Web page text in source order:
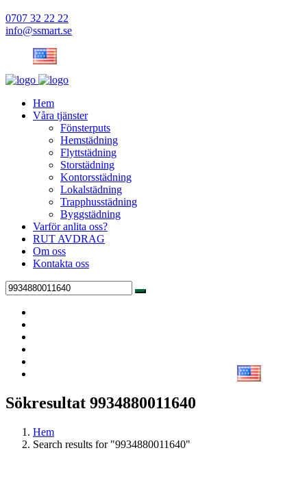
0707 32 22 22
info@ssmart.se
Hem
Våra tjänster
Fönsterputs
Hemstädning
Flyttstädning
Storstädning
Kontorsstädning
Lokalstädning
Trapphusstädning
Byggstädning
Varför anlita oss?
RUT AVDRAG
Om oss
Kontakta oss
Sökresultat 9934880011640
Hem
Search results for "9934880011640"